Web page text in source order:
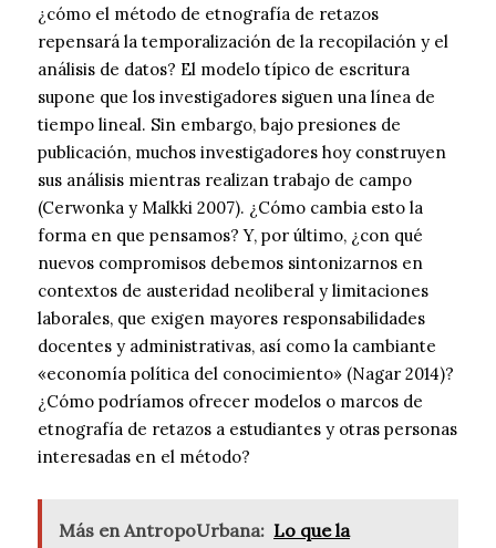
¿cómo el método de etnografía de retazos
repensará la temporalización de la recopilación y el
análisis de datos? El modelo típico de escritura
supone que los investigadores siguen una línea de
tiempo lineal. Sin embargo, bajo presiones de
publicación, muchos investigadores hoy construyen
sus análisis mientras realizan trabajo de campo
(Cerwonka y Malkki 2007). ¿Cómo cambia esto la
forma en que pensamos? Y, por último, ¿con qué
nuevos compromisos debemos sintonizarnos en
contextos de austeridad neoliberal y limitaciones
laborales, que exigen mayores responsabilidades
docentes y administrativas, así como la cambiante
«economía política del conocimiento» (Nagar 2014)?
¿Cómo podríamos ofrecer modelos o marcos de
etnografía de retazos a estudiantes y otras personas
interesadas en el método?
Más en AntropoUrbana: Lo que la